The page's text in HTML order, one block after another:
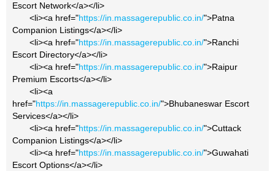
Escort Network</a></li>
<li><a href="https://in.massagerepublic.co.in/">Patna
Companion Listings</a></li>
<li><a href="https://in.massagerepublic.co.in/">Ranchi
Escort Directory</a></li>
<li><a href="https://in.massagerepublic.co.in/">Raipur
Premium Escorts</a></li>
<li><a
href="https://in.massagerepublic.co.in/">Bhubaneswar Escort
Services</a></li>
<li><a href="https://in.massagerepublic.co.in/">Cuttack
Companion Listings</a></li>
<li><a href="https://in.massagerepublic.co.in/">Guwahati
Escort Options</a></li>